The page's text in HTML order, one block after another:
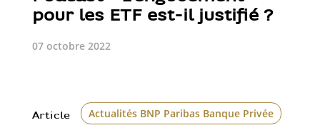
pour les ETF est-il justifié ?
07 octobre 2022
Article Actualités BNP Paribas Banque Privée